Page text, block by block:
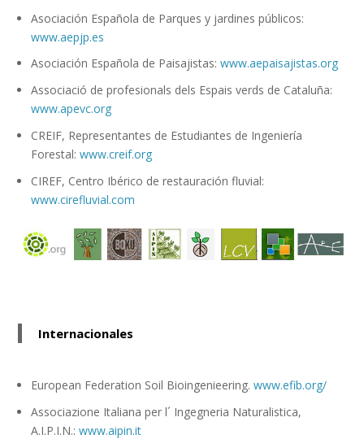
Asociación Española de Parques y jardines públicos:
www.aepjp.es
Asociación Española de Paisajistas:www.aepaisajistas.org
Associació de profesionals dels Espais verds de Cataluña:
www.apevc.org
CREIF, Representantes de Estudiantes de Ingeniería
Forestal: www.creif.org
CIREF, Centro Ibérico de restauración fluvial:
www.cirefluvial.com
Internacionales
European Federation Soil Bioingenieering.www.efib.org/
Associazione Italiana per l´ Ingegneria Naturalistica,
A.I.P.I.N.:www.aipin.it